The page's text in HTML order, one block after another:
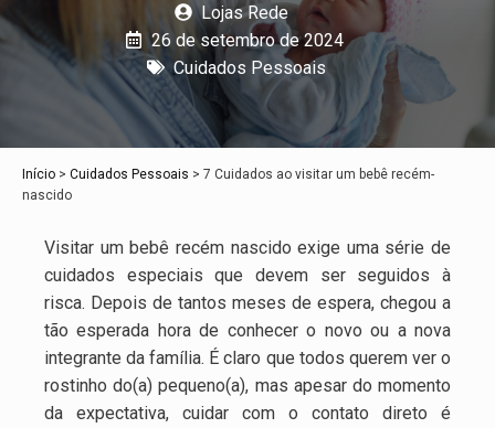
Lojas Rede
26 de setembro de 2024
Cuidados Pessoais
Início > Cuidados Pessoais > 7 Cuidados ao visitar um bebê recém-
nascido
Visitar um bebê recém nascido exige uma série de
cuidados especiais que devem ser seguidos à
risca. Depois de tantos meses de espera, chegou a
tão esperada hora de conhecer o novo ou a nova
integrante da família. É claro que todos querem ver o
rostinho do(a) pequeno(a), mas apesar do momento
da expectativa, cuidar com o contato direto é